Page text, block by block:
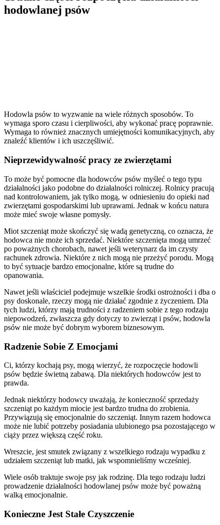
hodowlanej psów
Hodowla psów to wyzwanie na wiele różnych sposobów. To
wymaga sporo czasu i cierpliwości, aby wykonać pracę poprawnie.
Wymaga to również znacznych umiejętności komunikacyjnych, aby
znaleźć klientów i ich uszczęśliwić.
Nieprzewidywalność pracy ze zwierzętami
To może być pomocne dla hodowców psów myśleć o tego typu
działalności jako podobne do działalności rolniczej. Rolnicy pracują
nad kontrolowaniem, jak tylko mogą, w odniesieniu do opieki nad
zwierzętami gospodarskimi lub uprawami. Jednak w końcu natura
może mieć swoje własne pomysły.
Miot szczeniąt może skończyć się wadą genetyczną, co oznacza, że
hodowca nie może ich sprzedać. Niektóre szczenięta mogą umrzeć
po poważnych chorobach, nawet jeśli weterynarz da im czysty
rachunek zdrowia. Niektóre z nich mogą nie przeżyć porodu. Mogą
to być sytuacje bardzo emocjonalne, które są trudne do
opanowania.
Nawet jeśli właściciel podejmuje wszelkie środki ostrożności i dba o
psy doskonale, rzeczy mogą nie działać zgodnie z życzeniem. Dla
tych ludzi, którzy mają trudności z radzeniem sobie z tego rodzaju
niepowodzeń, zwłaszcza gdy dotyczy to zwierząt i psów, hodowla
psów nie może być dobrym wyborem biznesowym.
Radzenie Sobie Z Emocjami
Ci, którzy kochają psy, mogą wierzyć, że rozpoczęcie hodowli
psów będzie świetną zabawą. Dla niektórych hodowców jest to
prawda.
Jednak niektórzy hodowcy uważają, że konieczność sprzedaży
szczeniąt po każdym miocie jest bardzo trudna do zrobienia.
Przywiązują się emocjonalnie do szczeniąt. Innym razem hodowca
może nie lubić potrzeby posiadania ulubionego psa pozostającego w
ciąży przez większą część roku.
Wreszcie, jest smutek związany z wszelkiego rodzaju wypadku z
udziałem szczeniąt lub matki, jak wspomnieliśmy wcześniej.
Wiele osób traktuje swoje psy jak rodzinę. Dla tego rodzaju ludzi
prowadzenie działalności hodowlanej psów może być poważną
walką emocjonalnie.
Konieczne Jest Stałe Czyszczenie